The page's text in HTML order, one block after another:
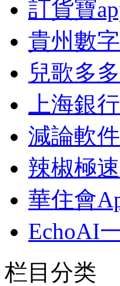
訂貨寶
貴州數
兒歌多
上海銀
減論軟
辣椒極
華住會
EchoAI
栏目分类